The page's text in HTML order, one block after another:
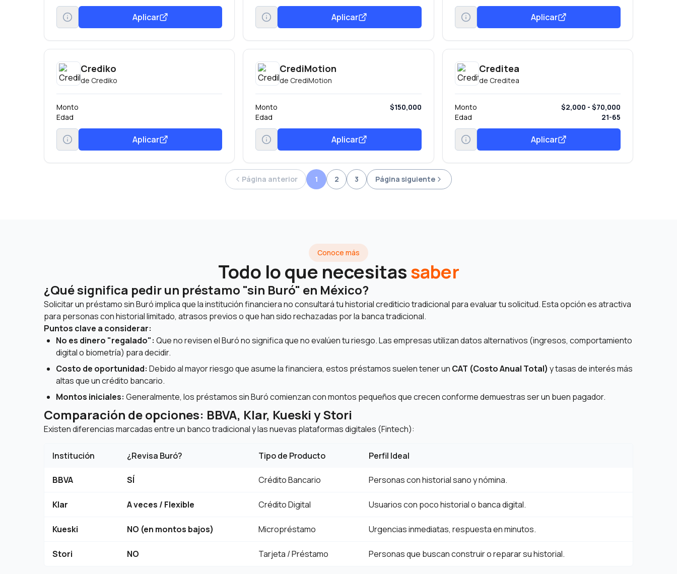
Aplicar Aplicar Aplicar
Crediko
de Crediko
Monto
Edad
Aplicar
CrediMotion
de CrediMotion
Monto
$150,000
Edad
Aplicar
Creditea
de Creditea
Monto
$2,000 - $70,000
Edad
21-65
Aplicar
Página anterior 1 2 3 Página siguiente
Conoce más
Todo lo que necesitassaber
¿Qué significa pedir un préstamo "sin Buró" en México?
Solicitar un préstamo sin Buró implica que la institución financiera no consultará tu historial crediticio tradicional para evaluar tu solicitud. Esta opción es atractiva
para personas con historial limitado, atrasos previos o que han sido rechazadas por la banca tradicional.
Puntos clave a considerar:
No es dinero "regalado": Que no revisen el Buró no significa que no evalúen tu riesgo. Las empresas utilizan datos alternativos (ingresos, comportamiento
digital o biometría) para decidir.
Costo de oportunidad: Debido al mayor riesgo que asume la financiera, estos préstamos suelen tener un CAT (Costo Anual Total) y tasas de interés más
altas que un crédito bancario.
Montos iniciales: Generalmente, los préstamos sin Buró comienzan con montos pequeños que crecen conforme demuestras ser un buen pagador.
Comparación de opciones: BBVA, Klar, Kueski y Stori
Existen diferencias marcadas entre un banco tradicional y las nuevas plataformas digitales (Fintech):
Institución ¿Revisa Buró? Tipo de Producto Perfil Ideal
BBVA SÍ Crédito Bancario Personas con historial sano y nómina.
Klar A veces / Flexible Crédito Digital Usuarios con poco historial o banca digital.
Kueski NO (en montos bajos) Micropréstamo Urgencias inmediatas, respuesta en minutos.
Stori NO Tarjeta / Préstamo Personas que buscan construir o reparar su historial.